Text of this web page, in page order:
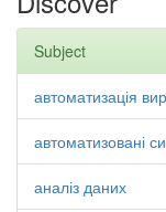
Subject
автоматизація
автоматизовані
аналіз даних